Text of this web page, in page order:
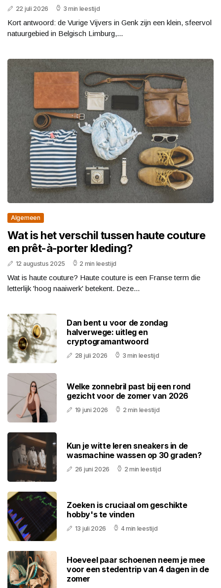
22 juli 2026 3 min leestijd
Kort antwoord: de Vurige Vijvers in Genk zijn een klein, sfeervol
natuurgebied in Belgisch Limburg,...
Algemeen
Wat is het verschil tussen haute couture
en prêt-à-porter kleding?
12 augustus 2025 2 min leestijd
Wat is haute couture? Haute couture is een Franse term die
letterlijk 'hoog naaiwerk' betekent. Deze...
Dan bent u voor de zondag
halverwege: uitleg en
cryptogramantwoord
28 juli 2026 3 min leestijd
Welke zonnebril past bij een rond
gezicht voor de zomer van 2026
19 juni 2026 2 min leestijd
Kun je witte leren sneakers in de
wasmachine wassen op 30 graden?
26 juni 2026 2 min leestijd
Zoeken is cruciaal om geschikte
hobby's te vinden
13 juli 2026 4 min leestijd
Hoeveel paar schoenen neem je mee
voor een stedentrip van 4 dagen in de
zomer